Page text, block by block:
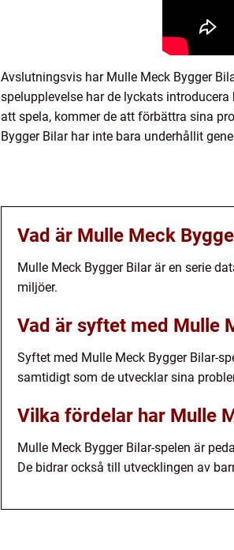
Avslutningsvis har Mulle Meck Bygger
spelupplevelse har de lyckats
att spela, kommer de att förbättra sina
Bygger Bilar har inte bara underhållit
Vad är Mulle Meck
Mulle Meck Bygger Bilar är en serie
miljöer.
Vad är syftet med Mulle
Syftet med Mulle Meck Bygger Bilar-
samtidigt som de utvecklar sina
Vilka fördelar har Mulle
Mulle Meck Bygger Bilar-spelen är
De bidrar också till utvecklingen av